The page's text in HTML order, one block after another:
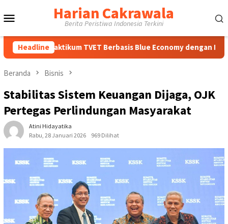
ke
Harian Cakrawala
Berita Peristiwa Indonesia Terkini
Headline
TVET Berbasis Blue Economy dengan Pendekatan
Beranda Bisnis
Stabilitas Sistem Keuangan Dijaga, OJK
Pertegas Perlindungan Masyarakat
Atini Hidayatika
Rabu, 28 Januari 2026
969 Dilihat